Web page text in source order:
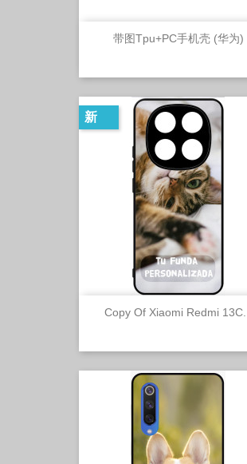
带图Tpu+PC手机壳 (华为)
Copy Of Xiaomi Redmi 13C...
新